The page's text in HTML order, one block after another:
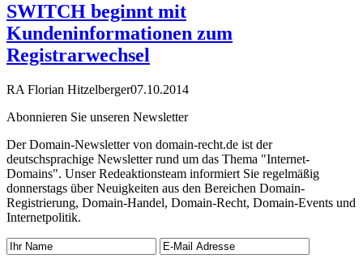
SWITCH beginnt mit
Kundeninformationen zum
Registrarwechsel
RA Florian Hitzelberger07.10.2014
Abonnieren Sie unseren Newsletter
Der Domain-Newsletter von domain-recht.de ist der
deutschsprachige Newsletter rund um das Thema "Internet-
Domains". Unser Redeaktionsteam informiert Sie regelmäßig
donnerstags über Neuigkeiten aus den Bereichen Domain-
Registrierung, Domain-Handel, Domain-Recht, Domain-Events und
Internetpolitik.